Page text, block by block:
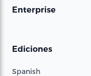
Enterprise
Ediciones
Spanish